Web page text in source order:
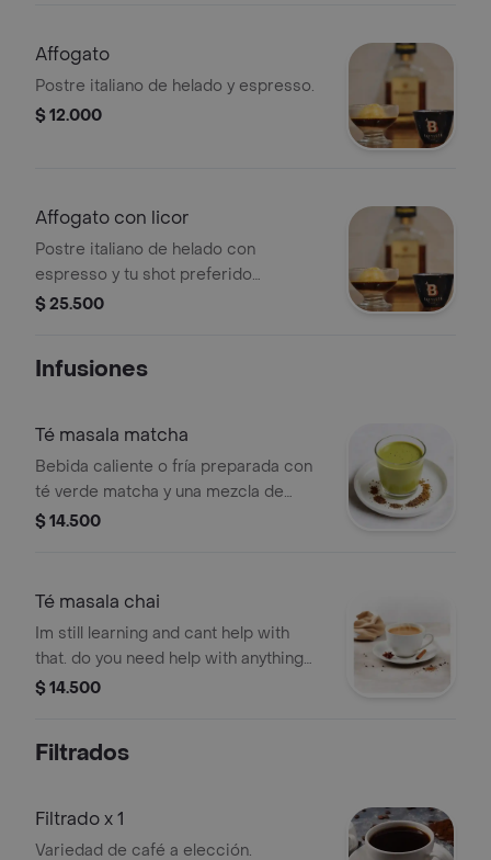
Affogato
Postre italiano de helado y espresso.
$ 12.000
Affogato con licor
Postre italiano de helado con
espresso y tu shot preferido
(amaretto disaronno / baileys).
$ 25.500
Infusiones
Té masala matcha
Bebida caliente o fría preparada con
té verde matcha y una mezcla de
especias masala.
$ 14.500
Té masala chai
Im still learning and cant help with
that. do you need help with anything
else?
$ 14.500
Filtrados
Filtrado x 1
Variedad de café a elección.